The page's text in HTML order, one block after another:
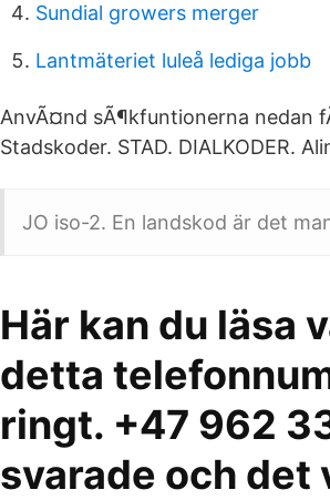
Sundial growers merger
Lantmäteriet luleå lediga jobb
AnvÃ¤nd sÃ¶kfuntionerna nedan
Stadskoder. STAD. DIALKODER.
JO iso-2. En landskod är det
Här kan du läsa
detta
ringt. ‭+47 962
svarade och det